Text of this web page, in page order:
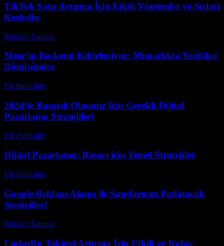
TikTok Satış Artırma İçin Etkili Yöntemler ve Sırları
Keşfedin
Reklam Tanıtım
Mısır’ın Başkenti Kibirleniyor: Mimarlıkta Yenilikçi
Dönüşümler
PR Publisher-
2024’te Başarılı Olmanız İçin Gerekli Dijital
Pazarlama Stratejileri
PR Publisher-
Dijital Pazarlama: Başarı için Temel Stratejiler
PR Publisher-
Google Reklam Ajansı ile Satışlarınızı Patlatacak
Stratejiler!
Reklam Tanıtım
LinkedIn Takipçi Artırma İçin Etkili ve Kolay